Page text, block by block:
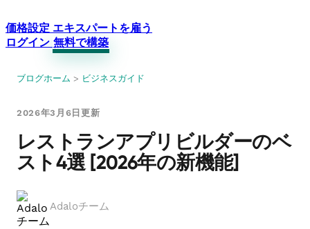
価格設定 エキスパートを雇う
ログイン 無料で構築
ブログホーム > ビジネスガイド
2026年3月6日更新
レストランアプリビルダーのベ
スト4選 [2026年の新機能]
Adaloチーム